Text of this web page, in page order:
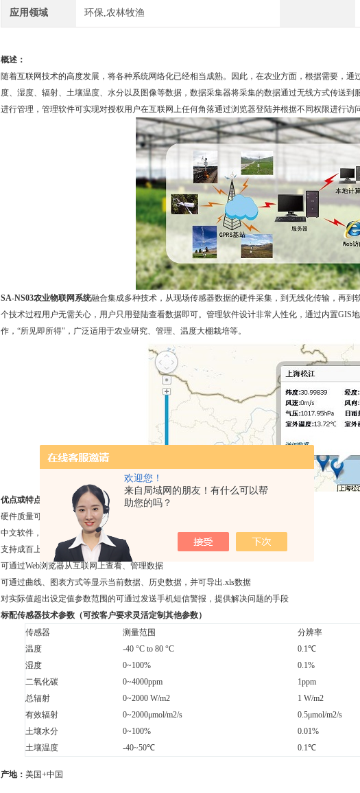
欢迎您！
来自局域网的朋友！有什么可以帮
助您的吗？
应用领域 环保,农林牧渔
概述：
随着互联网技术的高度发展，将各种系统网络化已经相当成熟。因此，在农业方面，根据需要，
度、湿度、辐射、土壤温度、水分以及图像等数据，数据采集器将采集的数据通过无线方式传送到
进行管理，管理软件可实现对授权用户在互联网上任何角落通过浏览器登陆并根据不同权限进行访
SA-NS03农业物联网系统融合集成多种技术，从现场传感器数据的硬件采集，到无线化传输，再到
个技术过程用户无需关心，用户只用登陆查看数据即可。管理软件设计非常人性化，通过内置GIS
作，“所见即所得"，广泛适用于农业研究、管理、温度大棚栽培等。
优点或特点：
硬件质量可靠，使用放心、省心。
中文软件，使用方便，人性化设计，“所见即所得"
支持成百上千台且大范围布置站点，平台集中化管理
可通过Web浏览器从互联网上查看、管理数据
可通过曲线、图表方式等显示当前数据、历史数据，并可导出.xls数据
对实际值超出设定值参数范围的可通过发送手机短信警报，提供解决问题的手段
标配传感器技术参数（可按客户要求灵活定制其他参数）
传感器
测量范围 分辨率
温度
-40 °C to 80 °C 0.1℃
湿度
0~100% 0.1%
二氧化碳
0~4000ppm 1ppm
总辐射
0~2000 W/m2 1 W/m2
有效辐射
0~2000μmol/m2/s 0.5μmol/m2/s
土壤水分
0~100% 0.01%
土壤温度
-40~50℃ 0.1℃
产地： 美国+中国